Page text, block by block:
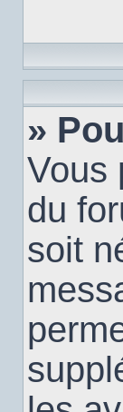
»
Vous
du
soit